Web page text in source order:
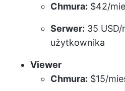
Chmura: $42/
Serwer: 35 USD/
użytkownika
Viewer
Chmura: $15/